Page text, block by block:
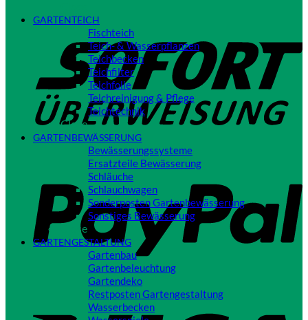
GARTENTEICH
Fischteich
Teich- & Wasserpflanzen
Teichbecken
Teichfilter
Teichfolie
Teichreinigung & Pflege
Teichtechnik
Close
GARTENBEWÄSSERUNG
Bewässerungssysteme
Ersatzteile Bewässerung
Schläuche
Schlauchwagen
Sonderposten Gartenbewässerung
Sonstiges Bewässerung
Close
GARTENGESTALTUNG
Gartenbau
Gartenbeleuchtung
Gartendeko
Restposten Gartengestaltung
Wasserbecken